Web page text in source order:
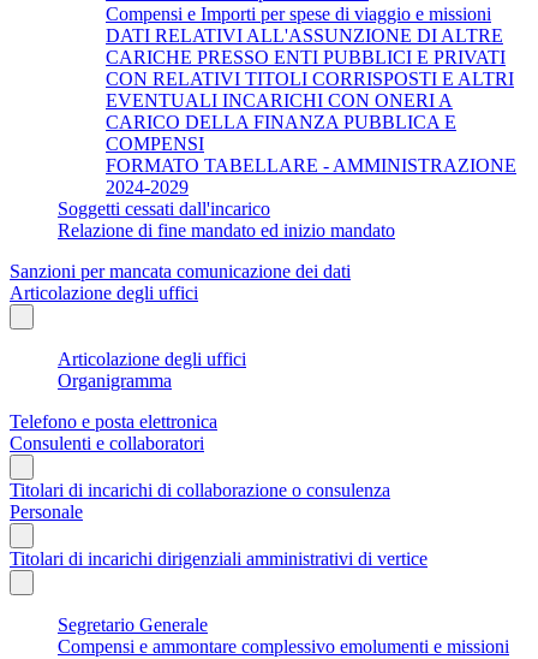
Compensi e Importi per spese di viaggio e missioni
DATI RELATIVI ALL'ASSUNZIONE DI ALTRE
CARICHE PRESSO ENTI PUBBLICI E PRIVATI
CON RELATIVI TITOLI CORRISPOSTI E ALTRI
EVENTUALI INCARICHI CON ONERI A
CARICO DELLA FINANZA PUBBLICA E
COMPENSI
FORMATO TABELLARE - AMMINISTRAZIONE
2024-2029
Soggetti cessati dall'incarico
Relazione di fine mandato ed inizio mandato
Sanzioni per mancata comunicazione dei dati
Articolazione degli uffici
Articolazione degli uffici
Organigramma
Telefono e posta elettronica
Consulenti e collaboratori
Titolari di incarichi di collaborazione o consulenza
Personale
Titolari di incarichi dirigenziali amministrativi di vertice
Segretario Generale
Compensi e ammontare complessivo emolumenti e missioni